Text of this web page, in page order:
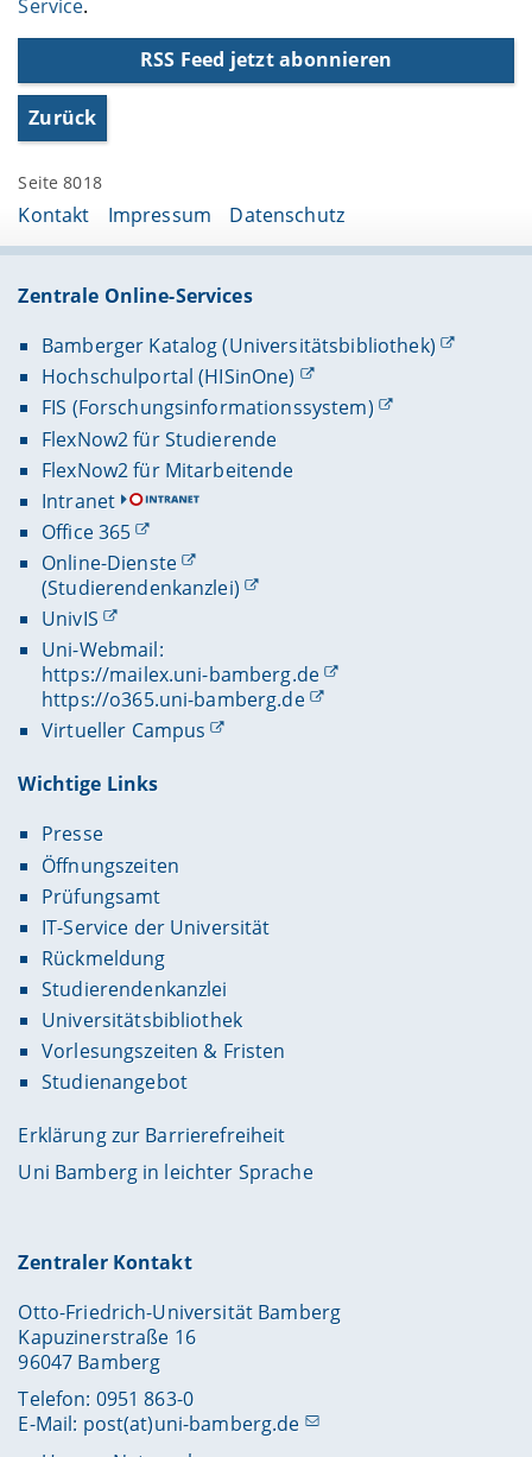
Service.
RSS Feed jetzt abonnieren
Zurück
Seite 8018
Kontakt Impressum Datenschutz
Zentrale Online-Services
Bamberger Katalog (Universitätsbibliothek)
Hochschulportal (HISinOne)
FIS (Forschungsinformationssystem)
FlexNow2 für Studierende
FlexNow2 für Mitarbeitende
Intranet
Office 365
Online-Dienste
(Studierendenkanzlei)
UnivIS
Uni-Webmail:
https://mailex.uni-bamberg.de
https://o365.uni-bamberg.de
Virtueller Campus
Wichtige Links
Presse
Öffnungszeiten
Prüfungsamt
IT-Service der Universität
Rückmeldung
Studierendenkanzlei
Universitätsbibliothek
Vorlesungszeiten & Fristen
Studienangebot
Erklärung zur Barrierefreiheit
Uni Bamberg in leichter Sprache
Zentraler Kontakt
Otto-Friedrich-Universität Bamberg
Kapuzinerstraße 16
96047 Bamberg
Telefon: 0951 863-0
E-Mail: post(at)uni-bamberg.de